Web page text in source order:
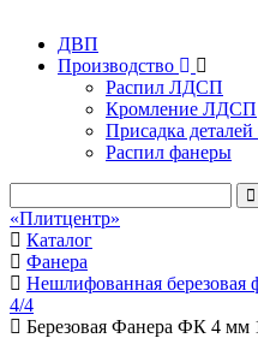
ДВП
Производство
Распил ЛДСП
Кромление ЛДСП
Присадка
Распил фанеры
«Плитцентр»
Каталог
Фанера
Нешлифованная
4/4
Березовая Фанера ФК 4 мм